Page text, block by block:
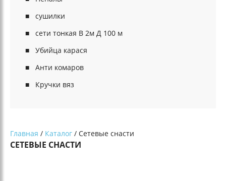
сушилки
сети тонкая В 2м Д 100 м
Убийца карася
Анти комаров
Кручки вяз
Главная / Каталог / Сетевые снасти
СЕТЕВЫЕ СНАСТИ